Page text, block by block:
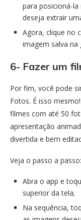
para posicioná-
deseja extrair
Agora, clique no
imagem salva na
6- Fazer um
Por fim, você pode
Fotos. É isso
filmes com até 50
apresentação
divertida e bem
Veja o passo a passo:
Abra o app e
superior da tela;
Na sequência,